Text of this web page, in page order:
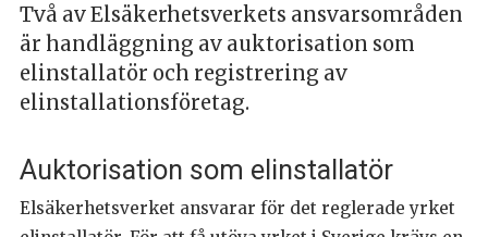
Två av Elsäkerhetsverkets ansvarsområden
är handläggning av auktorisation som
elinstallatör och registrering av
elinstallationsföretag.
Auktorisation som elinstallatör
Elsäkerhetsverket ansvarar för det reglerade yrket